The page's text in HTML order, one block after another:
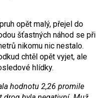
opět malý, přejel do
šťastných náhod se při
nikomu nic nestalo.
chtěl opět vyjet, ale
hlídky.
hodnotu 2,26 promile